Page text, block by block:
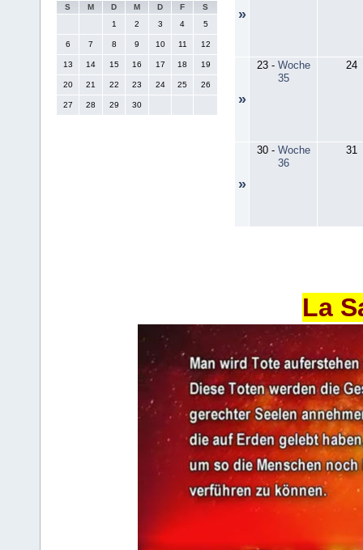
S M D M D F
S
1
2 3 4 5
6 7 8 9 10 11 12
13 14 15 16 17 18 19
20 21 22 23 24 25 26
27 28 29 30
»
»
23- Woche
35
24
»
30- Woche
36
31
La